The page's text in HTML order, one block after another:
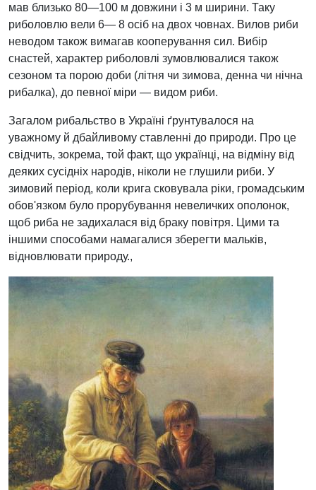
мав близько 80—100 м довжини і 3 м ширини. Таку
риболовлю вели 6— 8 осіб на двох човнах. Вилов риби
неводом також вимагав кооперування сил. Вибір
снастей, характер риболовлі зумовлювалися також
сезоном та порою доби (літня чи зимова, денна чи нічна
рибалка), до певної міри — видом риби.
Загалом рибальство в Україні ґрунтувалося на
уважному й дбайливому ставленні до природи. Про це
свідчить, зокрема, той факт, що українці, на відміну від
деяких сусідніх народів, ніколи не глушили риби. У
зимовий період, коли крига сковувала ріки, громадським
обов'язком було прорубування невеличких ополонок,
щоб риба не задихалася від браку повітря. Цими та
іншими способами намагалися зберегти мальків,
відновлювати природу.,